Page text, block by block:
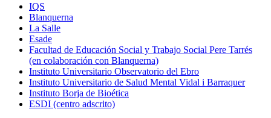
IQS
Blanquerna
La Salle
Esade
Facultad de Educación Social y Trabajo Social Pere Tarrés
(en colaboración con Blanquerna)
Instituto Universitario Observatorio del Ebro
Instituto Universitario de Salud Mental Vidal i Barraquer
Instituto Borja de Bioética
ESDI (centro adscrito)